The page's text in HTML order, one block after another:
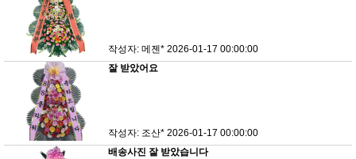
작성자: 메젠* 2026-01-17 00:00:00
잘 받았어요
작성자: 조산* 2026-01-17 00:00:00
배송사진 잘 받았습니다